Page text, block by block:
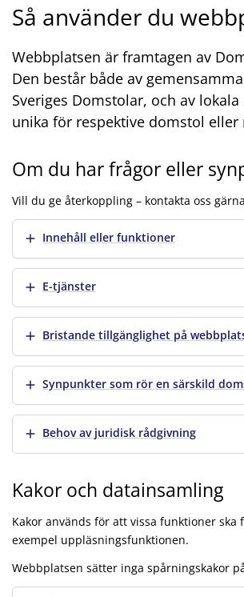
Så använder du
Webbplatsen är framtagen av
Den består både av
Sveriges Domstolar, och av
unika för respektive domstol eller
Om du har frågor eller
Vill du ge återkoppling – kontakta oss
Visa merInnehåll eller funktioner
Visa merE-tjänster
Visa merBristande tillgänglighet på
Visa merSynpunkter som rör en särskild
Visa merBehov av juridisk rådgivning
Kakor och datainsamling
Kakor används för att vissa funktioner ska
exempel uppläsningsfunktionen.
Webbplatsen sätter inga spårningskakor